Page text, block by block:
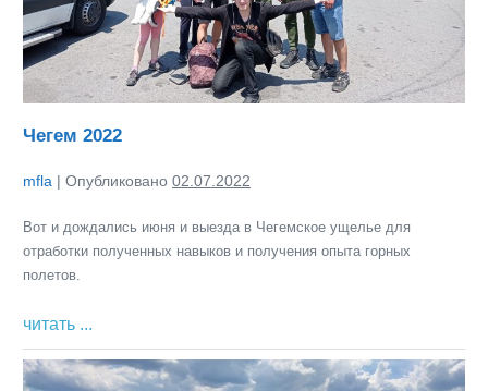
Чегем 2022
mfla | Опубликовано 02.07.2022
Вот и дождались июня и выезда в Чегемское ущелье для
отработки полученных навыков и получения опыта горных
полетов.
читать ...
2022
Новый